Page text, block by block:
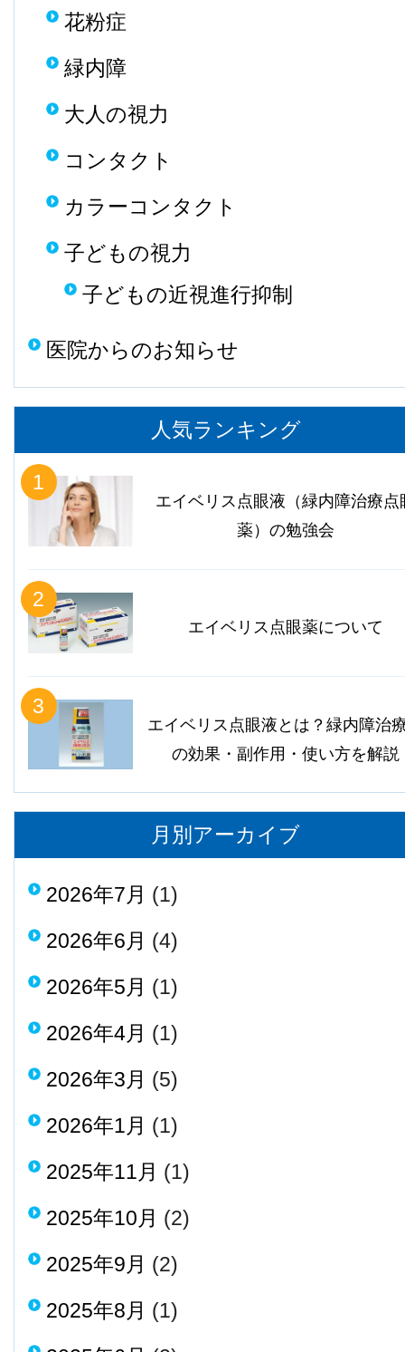
花粉症
緑内障
大人の視力
コンタクト
カラーコンタクト
子どもの視力
子どもの近視進行抑制
医院からのお知らせ
人気ランキング
1
エイベリス点眼液（緑内障治療点
薬）の勉強会
2
エイベリス点眼薬について
3
エイベリス点眼液とは？緑内障治
の効果・副作用・使い方を解説
月別アーカイブ
2026年7月 (1)
2026年6月 (4)
2026年5月 (1)
2026年4月 (1)
2026年3月 (5)
2026年1月 (1)
2025年11月 (1)
2025年10月 (2)
2025年9月 (2)
2025年8月 (1)